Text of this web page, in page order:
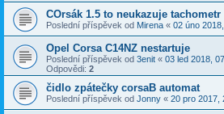
COrsák 1.5 to neukazuje tachometr
Poslední příspěvek od Mirena « 02 úno
Opel Corsa C14NZ nestartuje
Poslední příspěvek od 3enit « 03 led 2018,
Odpovědi: 2
čidlo zpátečky corsaB automat
Poslední příspěvek od Jonny « 20 pro 2017,